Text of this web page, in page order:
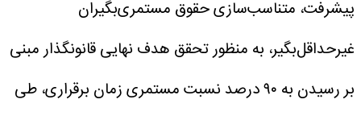
پیشرفت، متناسب‌سازی حقوق مستمری‌بگیران
غیرحداقل‌بگیر، به منظور تحقق هدف نهایی قانونگذار مبنی
بر رسیدن به ۹۰ درصد نسبت مستمری زمان برقراری، طی